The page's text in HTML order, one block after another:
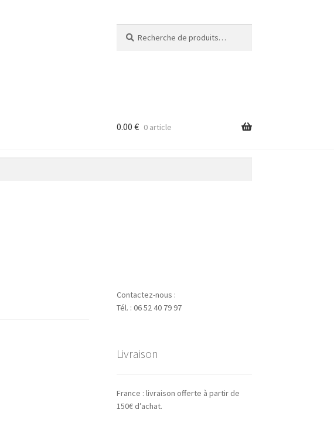
pour :
0.00 € 0 article
Contactez-nous :
Tél. : 06 52 40 79 97
Livraison
France : livraison offerte à partir de
150€ d’achat.